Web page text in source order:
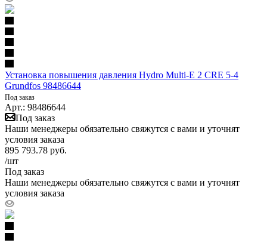
Установка повышения давления Hydro Multi-E 2 CRE 5-4
Grundfos 98486644
Под заказ
Арт.: 98486644
Под заказ
Наши менеджеры обязательно свяжутся с вами и уточнят
условия заказа
895 793.78 руб.
/шт
Под заказ
Наши менеджеры обязательно свяжутся с вами и уточнят
условия заказа